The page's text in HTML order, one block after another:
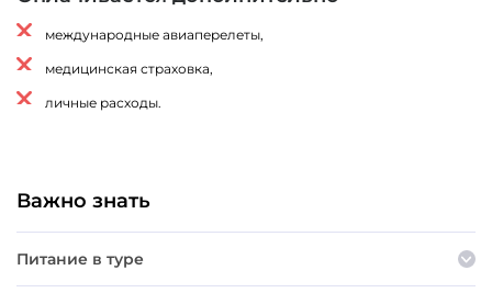
международные авиаперелеты,
медицинская страховка,
личные расходы.
Важно знать
Питание в туре